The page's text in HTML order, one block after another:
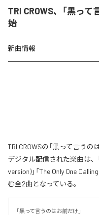
TRI CROWS、「黒っ
始
新曲情報
TRI CROWSの「黒って言う
デジタル配信された楽曲は
version)」「The Only One
む全2曲となっている。
「黒って言うのはお前だけ」